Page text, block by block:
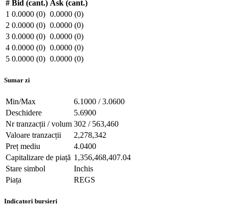
# Bid (cant.) Ask (cant.)
1 0.0000 (0) 0.0000 (0)
2 0.0000 (0) 0.0000 (0)
3 0.0000 (0) 0.0000 (0)
4 0.0000 (0) 0.0000 (0)
5 0.0000 (0) 0.0000 (0)
Sumar zi
Min/Max
6.1000 / 3.0600
Deschidere
5.6900
Nr tranzacții / volum 302 / 563,460
Valoare tranzacții
2,278,342
Preț mediu
4.0400
Capitalizare de piață 1,356,468,407.04
Stare simbol
Inchis
Piața
REGS
Indicatori bursieri